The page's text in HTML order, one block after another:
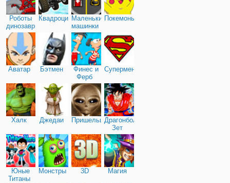
Роботы
динозавры
КвадроциклыМаленькие
машинки
Покемоны
Аватар Бэтмен
Финес и
Ферб
Супермен
Халк Джедаи ПришельцыДрагонболл
Зет
Юные
Титаны
Монстры 3D Магия